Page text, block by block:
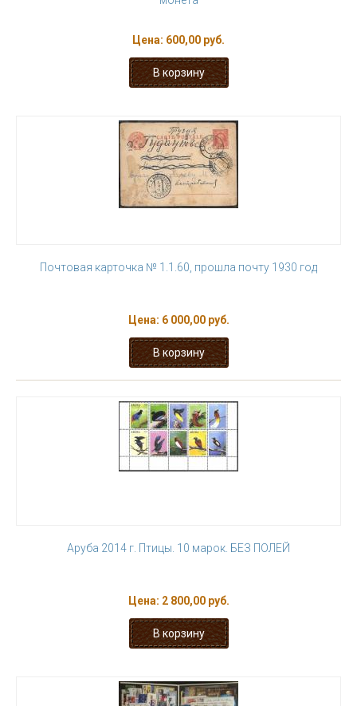
Цена: 600,00 руб.
Почтовая карточка № 1.1.60, прошла почту 1930 год
Цена: 6 000,00 руб.
Аруба 2014 г. Птицы. 10 марок. БЕЗ ПОЛЕЙ
Цена: 2 800,00 руб.